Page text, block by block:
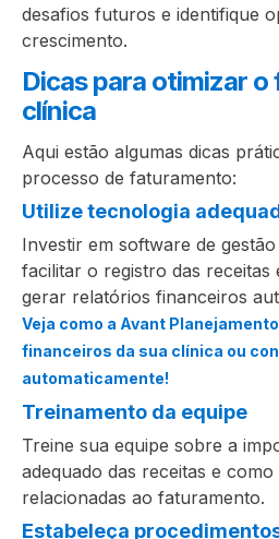
desafios futuros e identifique
crescimento.
Dicas para otimizar
clínica
Aqui estão algumas dicas
processo de faturamento:
Utilize tecnologia
Investir em software de
facilitar o registro das receitas
gerar relatórios financeiros
Veja como a Avant
financeiros da sua clínica ou
automaticamente!
Treinamento da equipe
Treine sua equipe sobre a
adequado das receitas e
relacionadas ao faturamento.
Estabeleça